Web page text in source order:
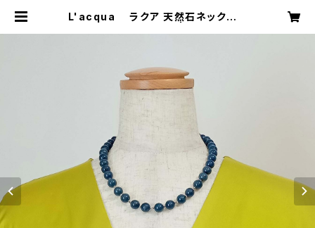
L'acqua ラクア 天然石ネックレス